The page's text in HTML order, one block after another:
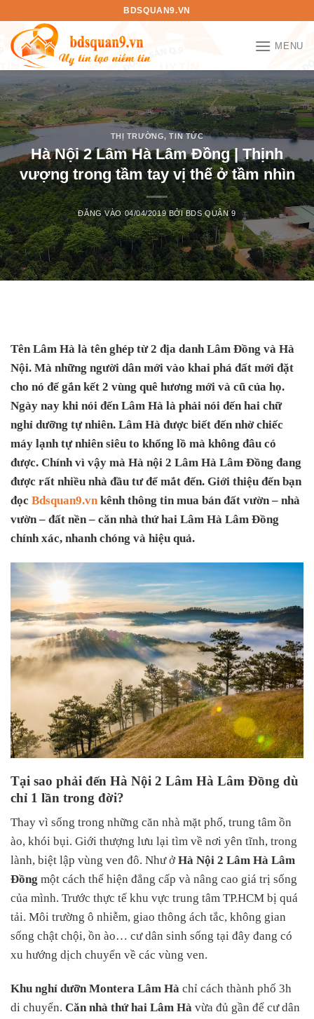
nội
dung
BDSQUAN9.VN
MENU
THỊ TRƯỜNG,TIN TỨC
Hà Nội 2 Lâm Hà Lâm Đồng | Thịnh
vượng trong tầm tay vị thế ở tầm nhìn
ĐĂNG VÀO04/04/2019 BỞIBDS QUẬN 9
Tên Lâm Hà là tên ghép từ 2 địa danh Lâm Đồng và Hà
Nội. Mà những người dân mới vào khai phá đất mới đặt
cho nó để gắn kết 2 vùng quê hương mới và cũ của họ.
Ngày nay khi nói đến Lâm Hà là phải nói đến hai chữ
nghỉ dưỡng tự nhiên. Lâm Hà được biết đến nhờ chiếc
máy lạnh tự nhiên siêu to khổng lồ mà không đâu có
được. Chính vì vậy mà Hà nội 2 Lâm Hà Lâm Đồng đang
được rất nhiều nhà đầu tư để mắt đến. Giới thiệu đến bạn
đọc Bdsquan9.vn kênh thông tin mua bán đất vườn – nhà
vườn – đất nền – căn nhà thứ hai Lâm Hà Lâm Đồng
chính xác, nhanh chóng và hiệu quả.
Tại sao phải đến Hà Nội 2 Lâm Hà Lâm Đồng dù
chỉ 1 lần trong đời?
Thay vì sống trong những căn nhà mặt phố, trung tâm ồn
ào, khói bụi. Giới thượng lưu lại tìm về nơi yên tĩnh, trong
lành, biệt lập vùng ven đô. Như ởHà Nội 2 Lâm Hà Lâm
Đồng một cách thể hiện đẳng cấp và nâng cao giá trị sống
của mình. Trước thực tế khu vực trung tâm TP.HCM bị quá
tải. Môi trường ô nhiễm, giao thông ách tắc, không gian
sống chật chội, ồn ào… cư dân sinh sống tại đây đang có
xu hướng dịch chuyển về các vùng ven.
Khu nghỉ dưỡn Montera Lâm Hà chỉ cách thành phố 3h
di chuyển. Căn nhà thứ hai Lâm Hà vừa đủ gần để cư dân